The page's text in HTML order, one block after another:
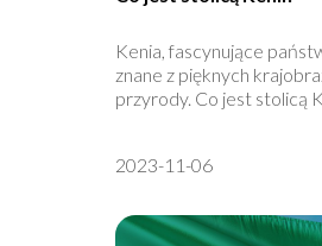
Kenia, fascynujące
znane z pięknych
przyrody. Co jest stolicą
2023-11-06